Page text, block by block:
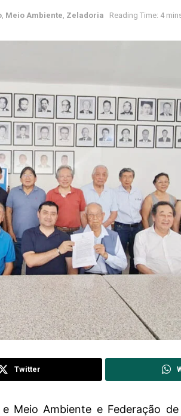
Meio Ambiente Zeladoria Reading Time: 4
Twitter
Meio Ambiente e Federação